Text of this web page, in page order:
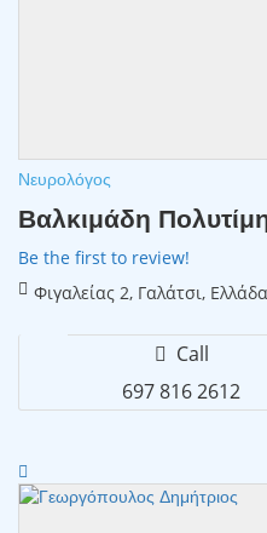
Νευρολόγος
Βαλκιμάδη
Be the first to review!
Φιγαλείας 2, Γαλάτσι, Ελλάδα
Call
697 816 2612